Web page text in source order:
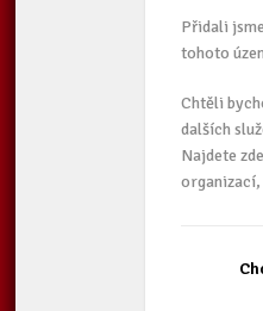
Přidali
tohoto
Chtěli
dalších
Najdete
organizací,